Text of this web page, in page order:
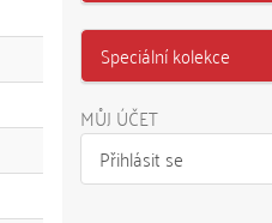
Speciální kolekce
MŮJ ÚČET
Přihlásit se